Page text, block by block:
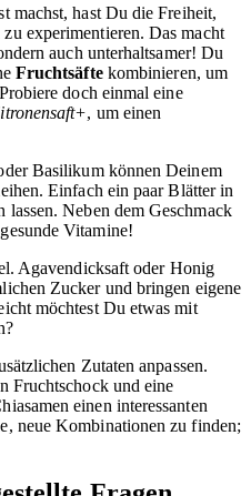
machst, hast Du die Freiheit,
experimentieren. Das macht
auch unterhaltsamer! Du
Fruchtsäftekombinieren, um
doch einmal eine
, um einen
Basilikum können Deinem
Einfach ein paar Blätter in
lassen. Neben dem Geschmack
Vitamine!
Agavendicksaft oder Honig
Zucker und bringen eigene
möchtest Du etwas mit
Zutaten anpassen.
Fruchtschock und eine
einen interessanten
neue Kombinationen zu finden;